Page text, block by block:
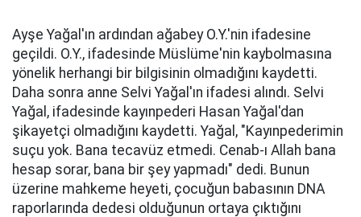
Ayşe Yağal'ın ardından ağabey O.Y.'nin ifadesine
geçildi. O.Y., ifadesinde Müslüme'nin kaybolmasına
yönelik herhangi bir bilgisinin olmadığını kaydetti.
Daha sonra anne Selvi Yağal'ın ifadesi alındı. Selvi
Yağal, ifadesinde kayınpederi Hasan Yağal'dan
şikayetçi olmadığını kaydetti. Yağal, "Kayınpederimin
suçu yok. Bana tecavüz etmedi. Cenab-ı Allah bana
hesap sorar, bana bir şey yapmadı" dedi. Bunun
üzerine mahkeme heyeti, çocuğun babasının DNA
raporlarında dedesi olduğunun ortaya çıktığını